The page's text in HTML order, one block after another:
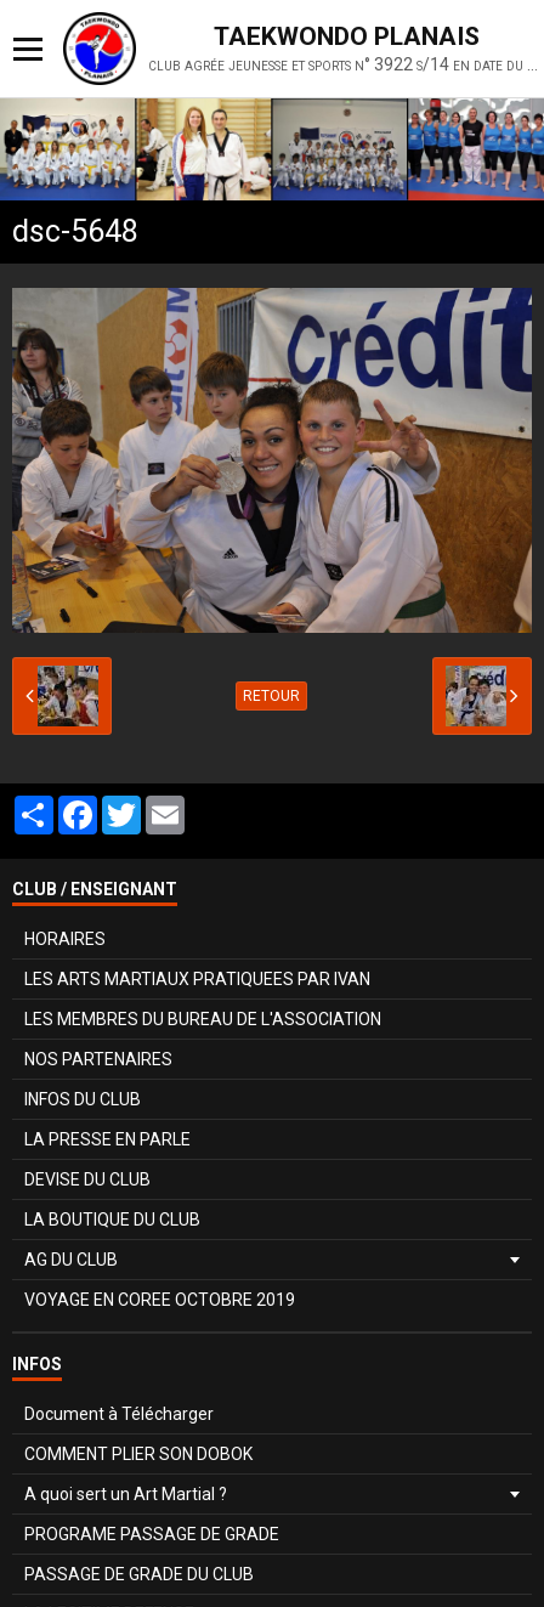
TAEKWONDO PLANAIS
dsc-5648
RETOUR
PartagerFacebook
Twitter
CLUB / ENSEIGNANT
HORAIRES
LES ARTS MARTIAUX PRATIQUEES PAR IVAN
LES MEMBRES DU BUREAU DE L'ASSOCIATION
NOS PARTENAIRES
INFOS DU CLUB
LA PRESSE EN PARLE
DEVISE DU CLUB
LA BOUTIQUE DU CLUB
AG DU CLUB
VOYAGE EN COREE OCTOBRE 2019
INFOS
Document à Télécharger
COMMENT PLIER SON DOBOK
A quoi sert un Art Martial ?
PROGRAME PASSAGE DE GRADE
PASSAGE DE GRADE DU CLUB